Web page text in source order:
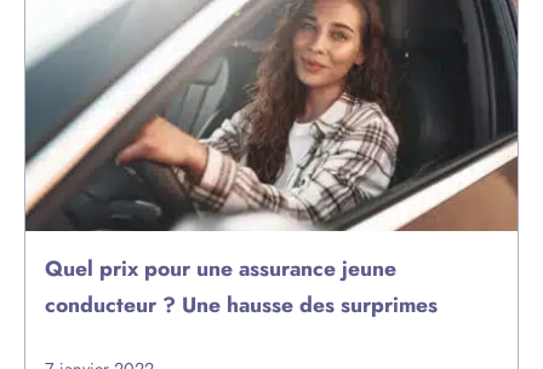
Quel prix pour une assurance jeune
conducteur ? Une hausse des surprimes